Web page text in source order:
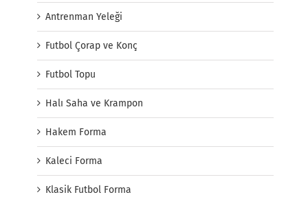
Antrenman Yeleği
Futbol Çorap ve Konç
Futbol Topu
Halı Saha ve Krampon
Hakem Forma
Kaleci Forma
Klasik Futbol Forma